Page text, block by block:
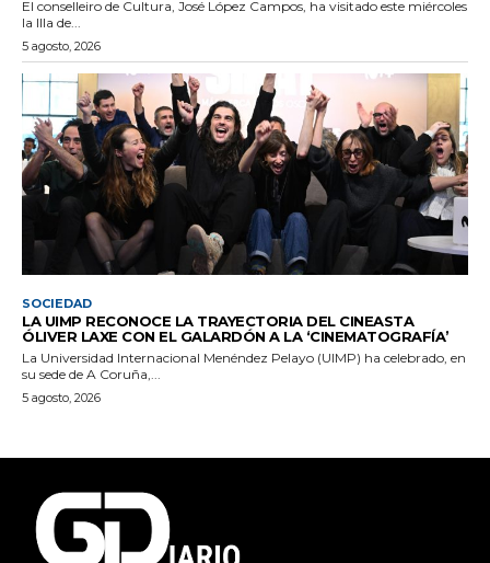
El conselleiro de Cultura, José López Campos, ha visitado este miércoles
la Illa de...
5 agosto, 2026
SOCIEDAD
LA UIMP RECONOCE LA TRAYECTORIA DEL CINEASTA
ÓLIVER LAXE CON EL GALARDÓN A LA ‘CINEMATOGRAFÍA’
La Universidad Internacional Menéndez Pelayo (UIMP) ha celebrado, en
su sede de A Coruña,...
5 agosto, 2026